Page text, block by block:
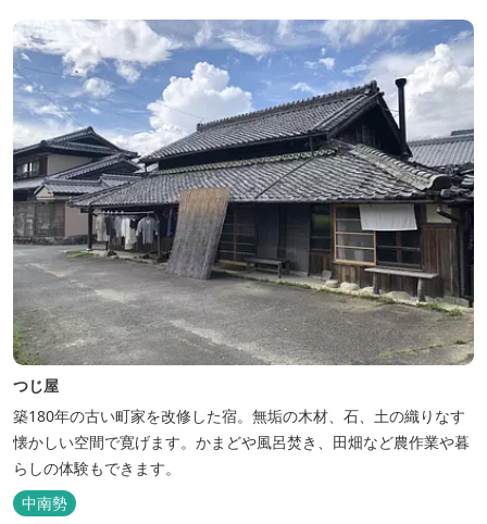
気町のローカ...
つじ屋
築180年の古い町家を改修した宿。無垢の木材、石、土の織りなす
懐かしい空間で寛げます。かまどや風呂焚き、田畑など農作業や暮
らしの体験もできます。
中南勢